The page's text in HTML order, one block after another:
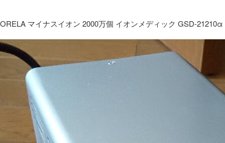
ORELA マイナスイオン 2000万個 イオンメディック GSD-21210α